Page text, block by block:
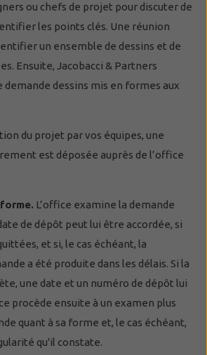
ou chefs de projet pour discuter de
les points clés. Une réunion
un ensemble de dessins et de
Ensuite, Jacobacci & Partners
dessins mis en formes aux
du projet par vos équipes, une
est déposée auprès de l’office
L’office examine la demande
de dépôt peut lui être accordée, si
et si, le cas échéant, la
a été produite dans les délais. Si la
une date et un numéro de dépôt lui
procède ensuite à un examen plus
quant à sa forme et, le cas échéant,
qu'il constate.